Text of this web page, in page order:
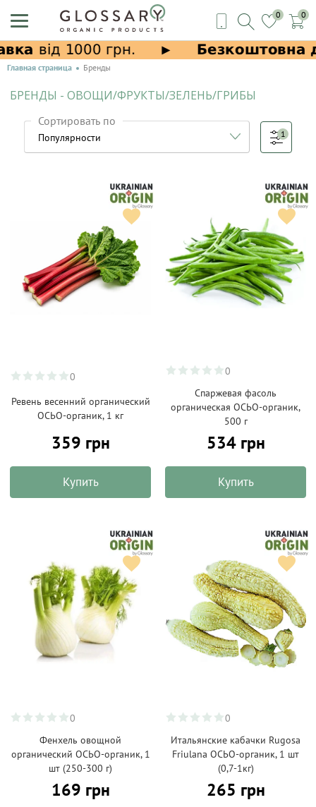
0 0
Главная страница Бренды
БРЕНДЫ - ОВОЩИ/ФРУКТЫ/ЗЕЛЕНЬ/ГРИБЫ
Сортировать по
1
0
Ревень весенний органический
ОСЬО-органик, 1 кг
359 грн
Купить
0
Спаржевая фасоль
органическая ОСЬО-органик,
500 г
534 грн
Купить
0
Фенхель овощной
органический ОСЬО-органик, 1
шт (250-300 г)
169 грн
0
Итальянские кабачки Rugosa
Friulana ОСЬО-органик, 1 шт
(0,7-1кг)
265 грн